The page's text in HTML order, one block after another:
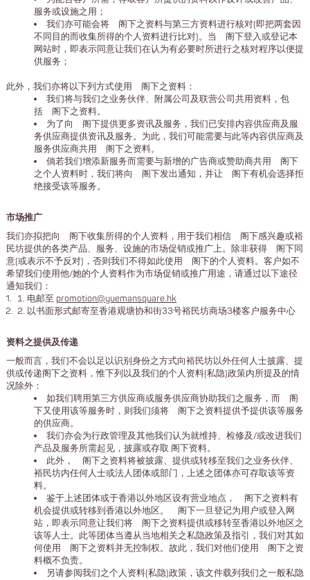
服务或设施之用；
我们亦可能会将 阁下之资料与第三方资料进行核对(即把两套因
不同目的而收集所得的个人资料进行比对)。当 阁下登入或登记本
网站时，即表示同意让我们在认为有必要时所进行之核对程序以便提
供服务；
此外，我们亦将以下列方式使用 阁下之资料：
我们将与我们之业务伙伴、附属公司及联营公司共用资料，包
括 阁下之资料。
为了向 阁下提供更多资讯及服务，我们已安排内容供应商及服
务供应商提供资讯及服务。为此，我们可能需要与此等内容供应商及
服务供应商共用 阁下之资料。
倘若我们增添新服务而需要与新增的广告商或赞助商共用 阁下
之个人资料时，我们将向 阁下发出通知，并让 阁下有机会选择拒
绝接受该等服务。
市场推广
我们亦拟把向 阁下收集所得的个人资料，用于我们相信 阁下感兴趣或裕
民坊提供的各类产品、服务、设施的市场促销或推广上。除非获得 阁下同
意(或表示不予反对)，否则我们不得如此使用 阁下的个人资料。客户如不
希望我们使用他/她的个人资料作为市场促销或推广用途，请通过以下途径
通知我们：
电邮至 promotion@yuemansquare.hk
以书面形式邮寄至香港观塘协和街33号裕民坊商场3楼客户服务中心
资料之提供及传递
一般而言，我们不会以足以识别身份之方式向裕民坊以外任何人士披露、提
供或传递阁下之资料，惟下列以及我们的个人资料(私隐)政策内所提及的情
况除外：
如我们聘用第三方供应商或服务供应商协助我们之服务，而 阁
下又使用该等服务时，则我们须将 阁下之资料提供予提供该等服务
的供应商。
我们亦会为行政管理及其他我们认为就维持、检修及/或改进我们
产品及服务所需起见，披露或存取 阁下资料。
此外， 阁下之资料将被披露、提供或转移至我们之业务伙伴、
裕民坊内任何人士或法人团体或部门，上述之团体亦可存取该等资
料。
鉴于上述团体或于香港以外地区设有营业地点， 阁下之资料有
机会提供或转移到香港以外地区。 阁下一旦登记为用户或登入网
站，即表示同意让我们将 阁下之资料提供或移转至香港以外地区之
该等人士。此等团体当遵从当地相关之私隐政策及指引，我们对其如
何使用 阁下之资料并无控制权。故此，我们对他们使用 阁下之资
料概不负责。
另请参阅我们之个人资料(私隐)政策，该文件载列我们之一般私隐